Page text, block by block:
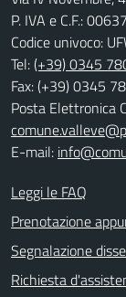
P. IVA e C.F.:
Codice univoco:
Tel:(+39) 0345
Fax: (+39) 0345
Posta Elettronica
E-mail:
Leggi le FAQ
Prenotazione
Segnalazione
Richiesta